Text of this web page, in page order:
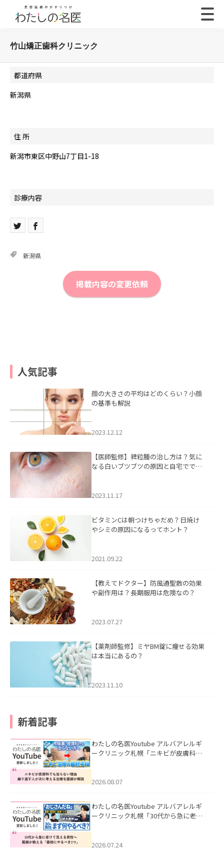
竹山矯正歯科クリニック
都道府県
新潟県
住 所
新潟市東区中野山7丁目1-18
診療内容
新潟県
掲載内容の変更依頼
人気記事
顔の大きさの平均はどのくらい？小顔
の基準も解説
2023.12.12
【医師監修】稗粒腫の治し方は？気に
なる白いブツブツの原因と自宅ででき
2023.11.17
ビタミンCは朝つけちゃだめ？日焼け
やシミの原因になるってホント？
2021.09.22
【教えてドクター】防風通聖散の効果
や副作用は？長期服用は危険なの？
2023.07.27
【薬剤師監修】ミヤBM錠に痩せる効果
は本当にあるの？
2023.11.10
新着記事
わたしの名医Youtube アルバアレルギ
ークリニック札幌「ニキビが皮膚科で
ました。
2026.08.07
わたしの名医Youtube アルバアレルギ
ークリニック札幌「30代から急に老け
た。
2026.07.24